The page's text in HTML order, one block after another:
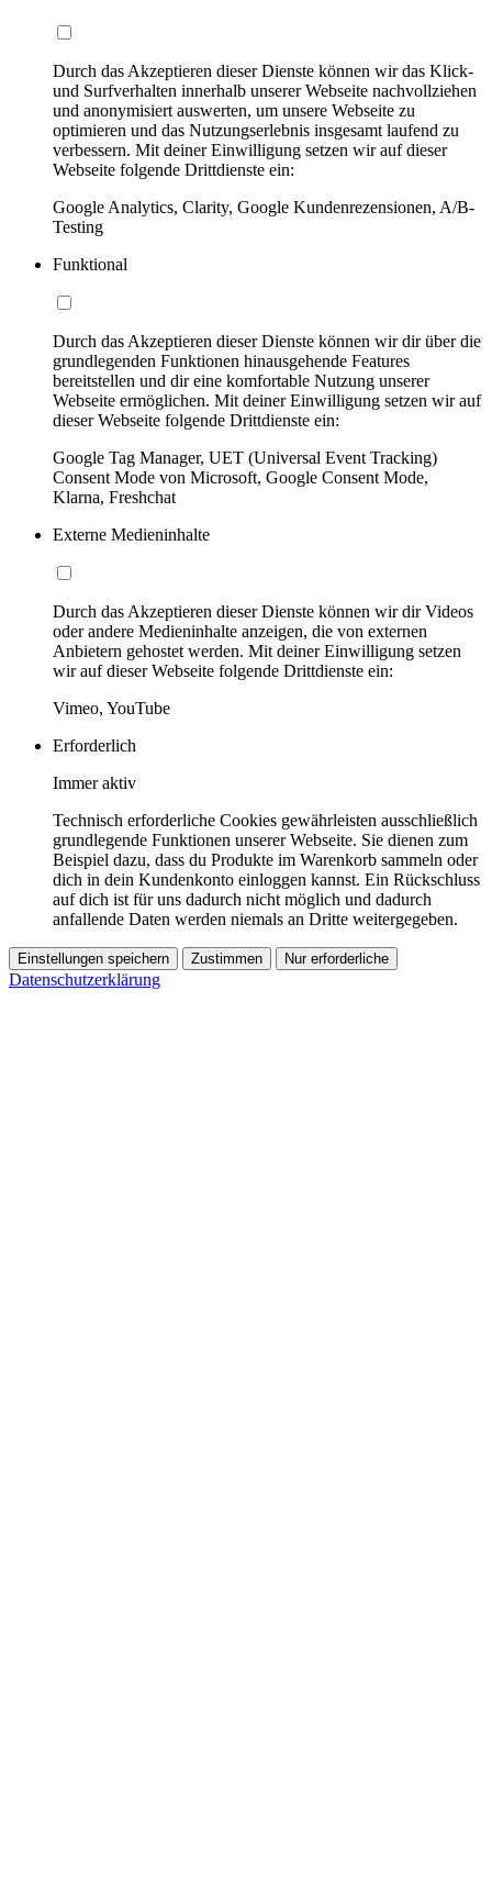
Durch das Akzeptieren dieser Dienste können wir das Klick-
und Surfverhalten innerhalb unserer Webseite nachvollziehen
und anonymisiert auswerten, um unsere Webseite zu
optimieren und das Nutzungserlebnis insgesamt laufend zu
verbessern. Mit deiner Einwilligung setzen wir auf dieser
Webseite folgende Drittdienste ein:
Google Analytics, Clarity, Google Kundenrezensionen, A/B-
Testing
Funktional
Durch das Akzeptieren dieser Dienste können wir dir über die
grundlegenden Funktionen hinausgehende Features
bereitstellen und dir eine komfortable Nutzung unserer
Webseite ermöglichen. Mit deiner Einwilligung setzen wir auf
dieser Webseite folgende Drittdienste ein:
Google Tag Manager, UET (Universal Event Tracking)
Consent Mode von Microsoft, Google Consent Mode,
Klarna, Freshchat
Externe Medieninhalte
Durch das Akzeptieren dieser Dienste können wir dir Videos
oder andere Medieninhalte anzeigen, die von externen
Anbietern gehostet werden. Mit deiner Einwilligung setzen
wir auf dieser Webseite folgende Drittdienste ein:
Vimeo, YouTube
Erforderlich
Immer aktiv
Technisch erforderliche Cookies gewährleisten ausschließlich
grundlegende Funktionen unserer Webseite. Sie dienen zum
Beispiel dazu, dass du Produkte im Warenkorb sammeln oder
dich in dein Kundenkonto einloggen kannst. Ein Rückschluss
auf dich ist für uns dadurch nicht möglich und dadurch
anfallende Daten werden niemals an Dritte weitergegeben.
Einstellungen speichern Zustimmen Nur erforderliche
Datenschutzerklärung